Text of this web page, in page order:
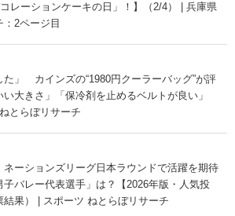
コレーションケーキの日」！】（2/4） | 兵庫県
2ページ目
た」 カインズの“1980円クーラーバッグ”が評
大きさ」「保冷剤を止めるベルトが良い」
とらぼリサーチ
ネーションズリーグ日本ラウンドで活躍を期待
子バレー代表選手」は？【2026年版・人気投
結果） | スポーツ ねとらぼリサーチ